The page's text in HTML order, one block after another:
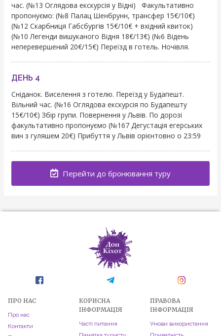
час. (№13 Оглядова екскурсія у Відні) Факультативно
пропонуємо: (№8 Палац Шенбрунн, трансфер 15€/10€)
(№12 Скарбниця Габсбургів 15€/10€ + вхідний квиток)
(№10 Легенди вишуканого Відня 18€/13€) (№6 Відень
неперевершений 20€/15€) Переїзд в готель. Ночівля.
ДЕНЬ 4
Сніданок. Виселення з готелю. Переїзд у Будапешт.
Вільний час. (№16 Оглядова екскурсія по Будапешту
15€/10€) Збір групи. Повернення у Львів. По дорозі
факультативно пропонуємо (№167 Дегустація егерських
вин з гуляшем 20€) Прибуття у Львів орієнтовно о 23:59
Перейти до бронювання туру
ПРО НАС
Про нас
Контакти
КОРИСНА
ІНФОРМАЦІЯ
Часті питання
ПРАВОВА
ІНФОРМАЦІЯ
Умови використання